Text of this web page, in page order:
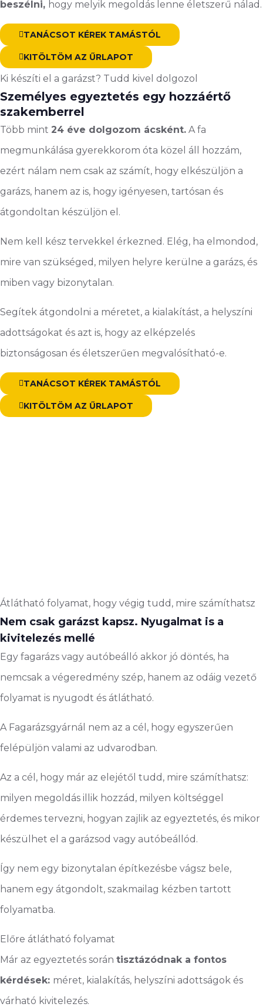
beszélni, hogy melyik megoldás lenne életszerű nálad.
TANÁCSOT KÉREK TAMÁSTÓL
KITÖLTÖM AZ ŰRLAPOT
Ki készíti el a garázst? Tudd kivel dolgozol
Személyes egyeztetés egy hozzáértő
szakemberrel
Több mint 24 éve dolgozom ácsként. A fa
megmunkálása gyerekkorom óta közel áll hozzám,
ezért nálam nem csak az számít, hogy elkészüljön a
garázs, hanem az is, hogy igényesen, tartósan és
átgondoltan készüljön el.
Nem kell kész tervekkel érkezned. Elég, ha elmondod,
mire van szükséged, milyen helyre kerülne a garázs, és
miben vagy bizonytalan.
Segítek átgondolni a méretet, a kialakítást, a helyszíni
adottságokat és azt is, hogy az elképzelés
biztonságosan és életszerűen megvalósítható-e.
TANÁCSOT KÉREK TAMÁSTÓL
KITÖLTÖM AZ ŰRLAPOT
Átlátható folyamat, hogy végig tudd, mire számíthatsz
Nem csak garázst kapsz. Nyugalmat is a
kivitelezés mellé
Egy fagarázs vagy autóbeálló akkor jó döntés, ha
nemcsak a végeredmény szép, hanem az odáig vezető
folyamat is nyugodt és átlátható.
A Fagarázsgyárnál nem az a cél, hogy egyszerűen
felépüljön valami az udvarodban.
Az a cél, hogy már az elejétől tudd, mire számíthatsz:
milyen megoldás illik hozzád, milyen költséggel
érdemes tervezni, hogyan zajlik az egyeztetés, és mikor
készülhet el a garázsod vagy autóbeállód.
Így nem egy bizonytalan építkezésbe vágsz bele,
hanem egy átgondolt, szakmailag kézben tartott
folyamatba.
Előre átlátható folyamat
Már az egyeztetés során tisztázódnak a fontos
kérdések: méret, kialakítás, helyszíni adottságok és
várható kivitelezés.